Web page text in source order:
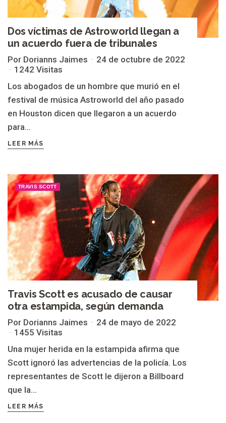
Dos víctimas de Astroworld llegan a
un acuerdo fuera de tribunales
Por Dorianns Jaimes
24 de octubre de 2022
1242 Visitas
Los abogados de un hombre que murió en el
festival de música Astroworld del año pasado
en Houston dicen que llegaron a un acuerdo
para...
LEER MÁS
TRAVIS SCOTT
Travis Scott es acusado de causar
otra estampida, según demanda
Por Dorianns Jaimes
24 de mayo de 2022
1455 Visitas
Una mujer herida en la estampida afirma que
Scott ignoró las advertencias de la policía. Los
representantes de Scott le dijeron a Billboard
que la...
LEER MÁS